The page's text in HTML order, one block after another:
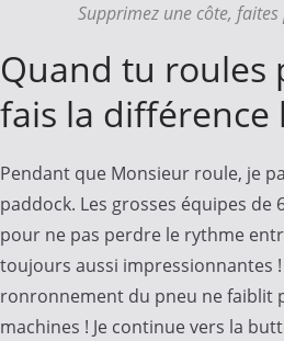
Supprimez une côte,
Quand tu roules
fais la différence
Pendant que Monsieur roule, je
paddock. Les grosses équipes de
pour ne pas perdre le rythme
toujours aussi impressionnantes
ronronnement du pneu ne faiblit
machines ! Je continue vers la